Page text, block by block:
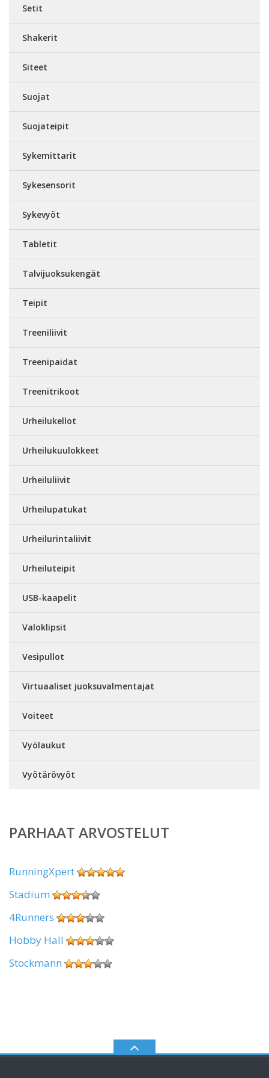
Setit
Shakerit
Siteet
Suojat
Suojateipit
Sykemittarit
Sykesensorit
Sykevyöt
Tabletit
Talvijuoksukengät
Teipit
Treeniliivit
Treenipaidat
Treenitrikoot
Urheilukellot
Urheilukuulokkeet
Urheiluliivit
Urheilupatukat
Urheilurintaliivit
Urheiluteipit
USB-kaapelit
Valoklipsit
Vesipullot
Virtuaaliset juoksuvalmentajat
Voiteet
Vyölaukut
Vyötärövyöt
PARHAAT ARVOSTELUT
RunningXpert
Stadium
4Runners
Hobby Hall
Stockmann